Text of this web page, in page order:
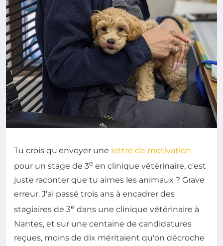
Tu crois qu'envoyer une lettre de motivation
pour un stage de 3e en clinique vétérinaire, c'est
juste raconter que tu aimes les animaux ? Grave
erreur. J'ai passé trois ans à encadrer des
stagiaires de 3e dans une clinique vétérinaire à
Nantes, et sur une centaine de candidatures
reçues, moins de dix méritaient qu'on décroche